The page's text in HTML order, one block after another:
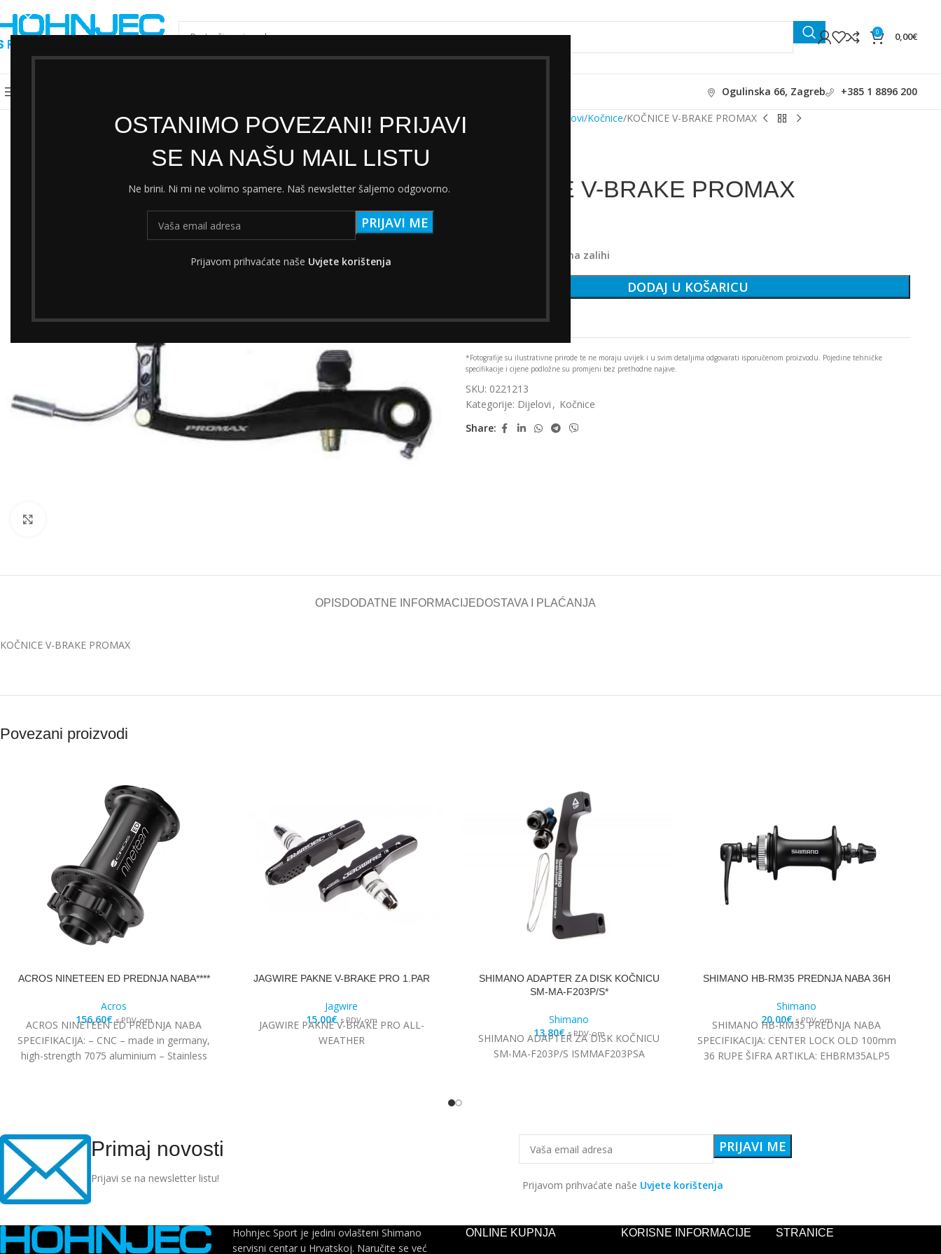
OSTANIMO POVEZANI! PRIJAVI
SE NA NAŠU MAIL LISTU
Ne brini. Ni mi ne volimo spamere. Naš newsletter šaljemo odgovorno.
Prijavom prihvaćate naše Uvjete korištenja
ODABERI KATEGORIJU
0 0,00€
Ogulinska 66, Zagreb +385 1 8896 200
Početna Dijelovi Kočnice KOČNICE V-BRAKE PROMAX
KOČNICE V-BRAKE PROMAX
Samo 1 komad(a) na zalihi
DODAJ U KOŠARICU
Add to wishlist
*Fotografije su ilustrativne prirode te ne moraju uvijek i u svim detaljima odgovarati isporučenom proizvodu. Pojedine tehničke
specifikacije i cijene podložne su promjeni bez prethodne najave.
SKU: 0221213
Kategorije: Dijelovi , Kočnice
Share:
OPISDODATNE INFORMACIJEDOSTAVA I PLAĆANJA
KOČNICE V-BRAKE PROMAX
Povezani proizvodi
ACROS NINETEEN ED PREDNJA NABA****
Acros
156,60€ s PDV-om
ACROS NINETEEN ED PREDNJA NABA
SPECIFIKACIJA: – CNC – made in germany,
high-strength 7075 aluminium – Stainless
JAGWIRE PAKNE V-BRAKE PRO 1.PAR
Jagwire
15,00€ s PDV-om
JAGWIRE PAKNE V-BRAKE PRO ALL-
WEATHER
SHIMANO ADAPTER ZA DISK KOČNICU
SM-MA-F203P/S*
Shimano
13,80€ s PDV-om
SHIMANO ADAPTER ZA DISK KOČNICU
SM-MA-F203P/S ISMMAF203PSA
SHIMANO HB-RM35 PREDNJA NABA 36H
Shimano
20,00€ s PDV-om
SHIMANO HB-RM35 PREDNJA NABA
SPECIFIKACIJA: CENTER LOCK OLD 100mm
36 RUPE ŠIFRA ARTIKLA: EHBRM35ALP5
Primaj novosti
Prijavi se na newsletter listu!
Prijavom prihvaćate naše Uvjete korištenja
Hohnjec Sport je jedini ovlašteni Shimano
servisni centar u Hrvatskoj. Naručite se već
ONLINE KUPNJA KORISNE INFORMACIJE STRANICE